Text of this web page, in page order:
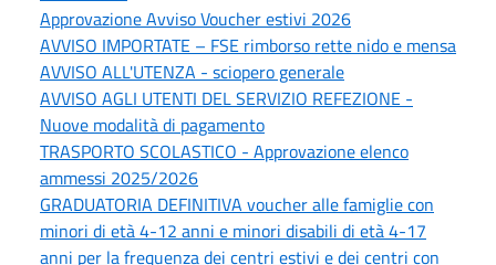
Approvazione Avviso Voucher estivi 2026
AVVISO IMPORTATE – FSE rimborso rette nido e mensa
AVVISO ALL'UTENZA - sciopero generale
AVVISO AGLI UTENTI DEL SERVIZIO REFEZIONE -
Nuove modalità di pagamento
TRASPORTO SCOLASTICO - Approvazione elenco
ammessi 2025/2026
GRADUATORIA DEFINITIVA voucher alle famiglie con
minori di età 4-12 anni e minori disabili di età 4-17
anni per la frequenza dei centri estivi e dei centri con